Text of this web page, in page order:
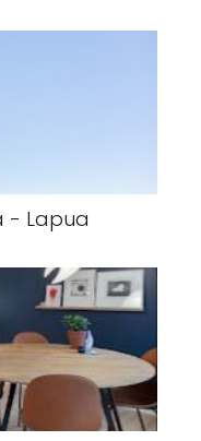
- Lapua